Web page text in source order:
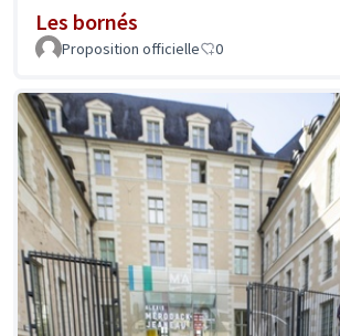
Les bornés
Proposition officielle 0